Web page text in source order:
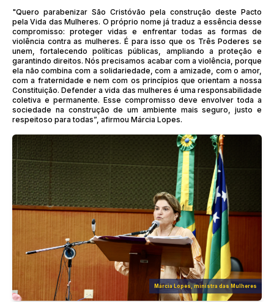
"Quero parabenizar São Cristóvão pela construção deste Pacto
pela Vida das Mulheres. O próprio nome já traduz a essência desse
compromisso: proteger vidas e enfrentar todas as formas de
violência contra as mulheres. É para isso que os Três Poderes se
unem, fortalecendo políticas públicas, ampliando a proteção e
garantindo direitos. Nós precisamos acabar com a violência, porque
ela não combina com a solidariedade, com a amizade, com o amor,
com a fraternidade e nem com os princípios que orientam a nossa
Constituição. Defender a vida das mulheres é uma responsabilidade
coletiva e permanente. Esse compromisso deve envolver toda a
sociedade na construção de um ambiente mais seguro, justo e
respeitoso para todas”, afirmou Márcia Lopes.
Márcia Lopes, ministra das Mulheres